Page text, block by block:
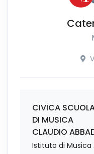
CIVICA
DI MUSICA
CLAUDIO
Istituto di Musica